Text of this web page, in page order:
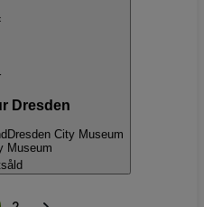
Dresden
Dresden City Museum
Museum